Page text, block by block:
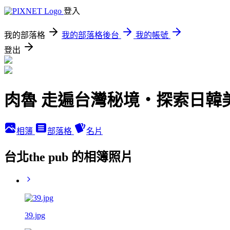
登入
我的部落格 我的部落格後台
我的帳號
登出
肉魯 走遍台灣秘境・探索日韓
相簿 部落格 名片
台北the pub 的相簿照片
39.jpg